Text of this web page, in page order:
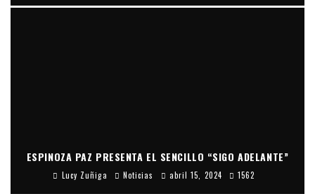
ESPINOZA PAZ PRESENTA EL SENCILLO “SIGO ADELANTE”
Lucy Zuñiga Noticias abril 15, 2024 1562